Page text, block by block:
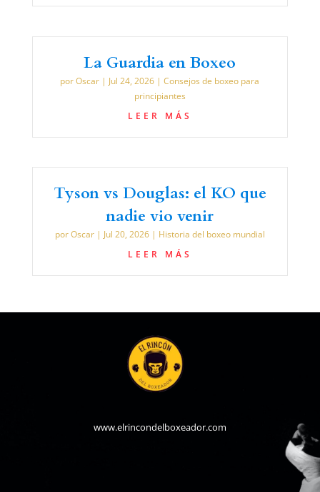
La Guardia en Boxeo
porOscar | Jul 24, 2026 |Consejos de boxeo para
principiantes
LEER MÁS
Tyson vs Douglas: el KO que
nadie vio venir
porOscar| Jul 20, 2026| Historia del boxeo mundial
LEER MÁS
www.elrincondelboxeador.com